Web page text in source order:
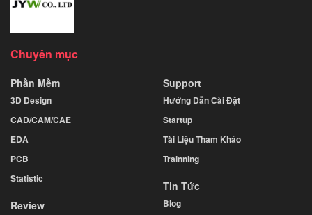
Chuyên mục
Phần Mềm
3D Design
CAD/CAM/CAE
EDA
PCB
Statistic
Review
Support
Hướng Dẫn Cài Đặt
Startup
Tài Liệu Tham Khảo
Trainning
Tin Tức
Blog